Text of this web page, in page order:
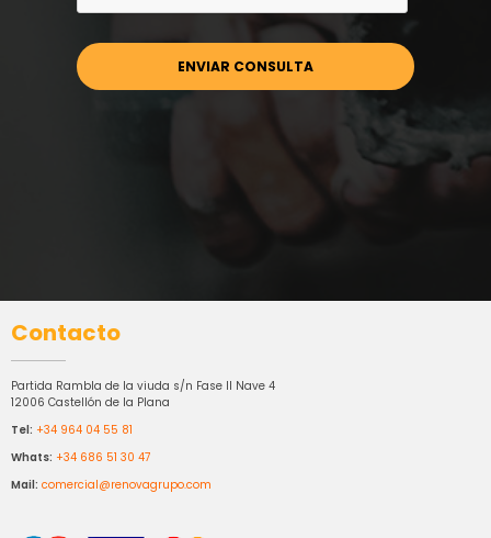
Contacto
Partida Rambla de la viuda s/n Fase II Nave 4
12006 Castellón de la Plana
Tel: +34 964 04 55 81
Whats: +34 686 51 30 47
Mail: comercial@renovagrupo.com